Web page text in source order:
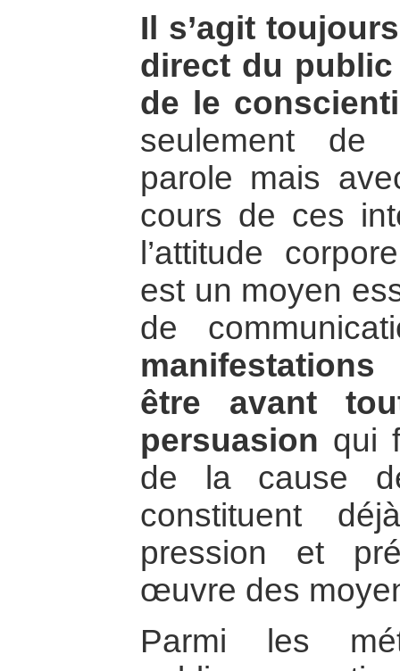
Il s’agit
direct du public
de le
seulement de
parole mais
cours de ces
l’attitude
est un moyen
de
être avant
persuasion qui
de la cause
constituent
pression et
œuvre des
Parmi les